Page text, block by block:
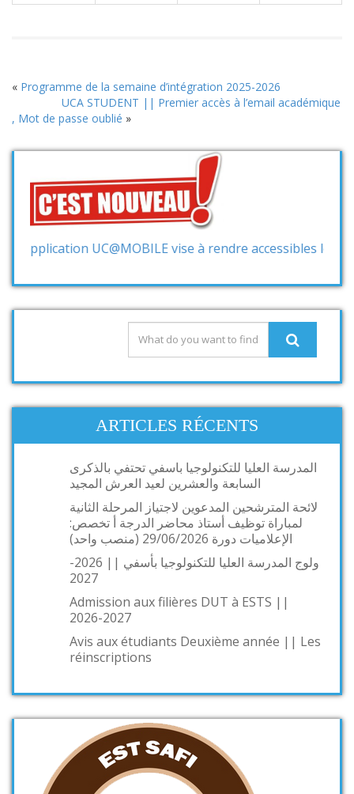
« Programme de la semaine d’intégration 2025-2026
UCA STUDENT || Premier accès à l’email académique
, Mot de passe oublié »
UC@MOBILE vise à rendre accessibles les
ARTICLES RÉCENTS
المدرسة العليا للتكنولوجيا باسفي تحتفي بالذكرى
السابعة والعشرين لعيد العرش المجيد
لائحة المترشحين المدعوين لاجتياز المرحلة الثانية
لمباراة توظيف أستاذ محاضر الدرجة أ تخصص:
الإعلاميات دورة 29/06/2026 (منصب واحد)
ولوج المدرسة العليا للتكنولوجيا بأسفي || 2026-
2027
Admission aux filières DUT à ESTS ||
2026-2027
Avis aux étudiants Deuxième année || Les
réinscriptions